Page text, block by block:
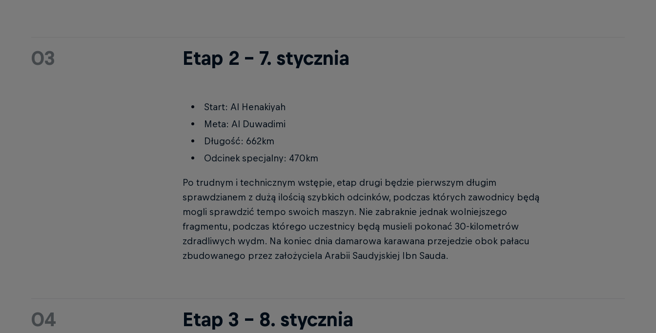
03 Etap 2 – 7. stycznia
Start: Al Henakiyah
Meta: Al Duwadimi
Długość: 662km
Odcinek specjalny: 470km
Po trudnym i technicznym wstępie, etap drugi będzie pierwszym długim
sprawdzianem z dużą ilością szybkich odcinków, podczas których zawodnicy będą
mogli sprawdzić tempo swoich maszyn. Nie zabraknie jednak wolniejszego
fragmentu, podczas którego uczestnicy będą musieli pokonać 30-kilometrów
zdradliwych wydm. Na koniec dnia damarowa karawana przejedzie obok pałacu
zbudowanego przez założyciela Arabii Saudyjskiej Ibn Sauda.
04 Etap 3 – 8. stycznia